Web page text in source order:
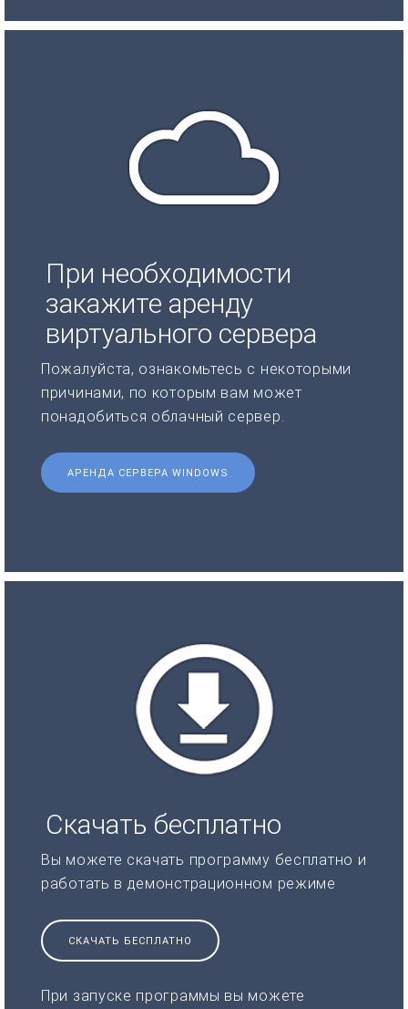
При необходимости
закажите аренду
виртуального сервера
Пожалуйста, ознакомьтесь с некоторыми
причинами, по которым вам может
понадобиться облачный сервер.
АРЕНДА СЕРВЕРА WINDOWS
Скачать бесплатно
Вы можете скачать программу бесплатно и
работать в демонстрационном режиме
СКАЧАТЬ БЕСПЛАТНО
При запуске программы вы можете